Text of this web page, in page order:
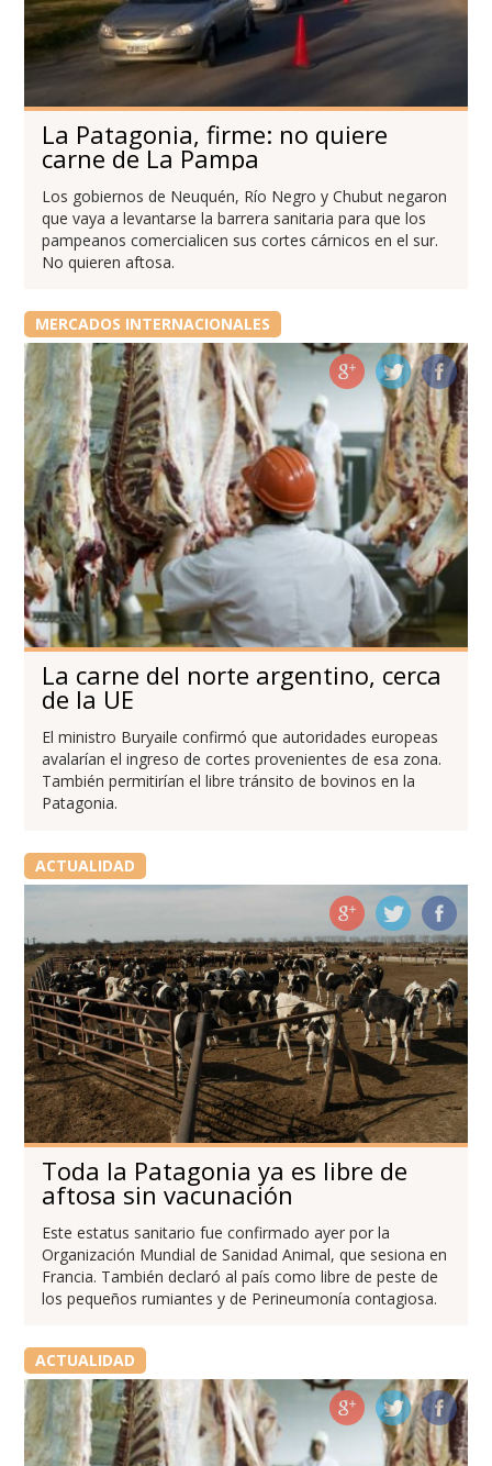
La Patagonia, firme: no quiere
carne de La Pampa
Los gobiernos de Neuquén, Río Negro y Chubut negaron
que vaya a levantarse la barrera sanitaria para que los
pampeanos comercialicen sus cortes cárnicos en el sur.
No quieren aftosa.
MERCADOS INTERNACIONALES
La carne del norte argentino, cerca
de la UE
El ministro Buryaile confirmó que autoridades europeas
avalarían el ingreso de cortes provenientes de esa zona.
También permitirían el libre tránsito de bovinos en la
Patagonia.
ACTUALIDAD
Toda la Patagonia ya es libre de
aftosa sin vacunación
Este estatus sanitario fue confirmado ayer por la
Organización Mundial de Sanidad Animal, que sesiona en
Francia. También declaró al país como libre de peste de
los pequeños rumiantes y de Perineumonía contagiosa.
ACTUALIDAD